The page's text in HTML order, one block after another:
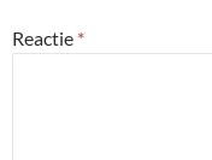
Reactie *